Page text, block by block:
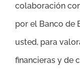
colaboración
por el Banco de
usted, para
financieras y de